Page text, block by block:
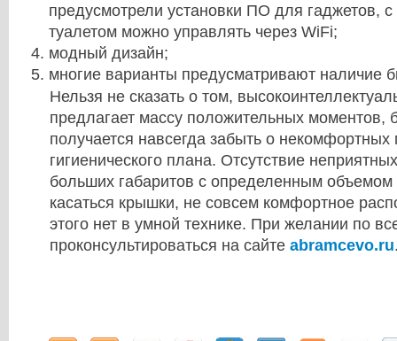
предусмотрели установки ПО для гаджетов,
туалетом можно управлять через WiFi;
модный дизайн;
многие варианты предусматривают наличие
Нельзя не сказать о том,
предлагает массу положительных моментов,
получается навсегда забыть о некомфортных
гигиенического плана. Отсутствие
больших габаритов с определенным
касаться крышки, не совсем комфортное
этого нет в умной технике. При желании по
проконсультироваться на сайте abramcevo.ru